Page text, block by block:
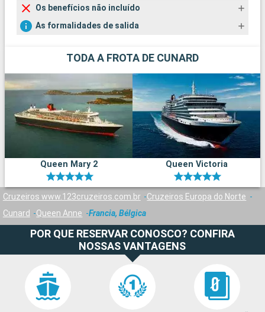
Os benefícios não incluído
As formalidades de salida
TODA A FROTA DE CUNARD
Queen Mary 2 Queen Victoria
Cruzeiros www.123cruzeiros.com.br
Cruzeiros Europa do Norte
Cunard
Queen Anne Francia, Bélgica
POR QUE RESERVAR CONOSCO? CONFIRA
NOSSAS VANTAGENS